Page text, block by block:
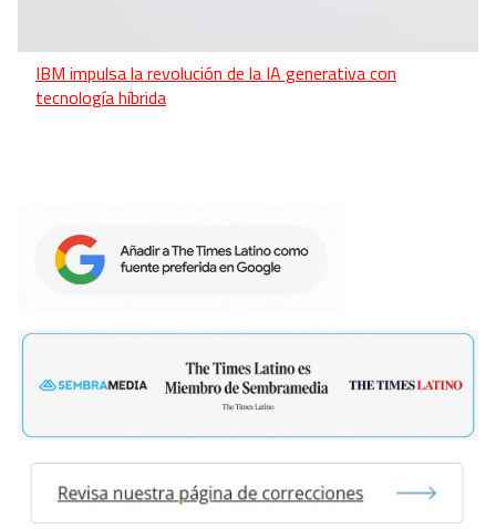
IBM impulsa la revolución de la IA generativa con
tecnología híbrida